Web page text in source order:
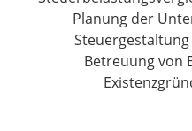
Planung der
Betreuung von